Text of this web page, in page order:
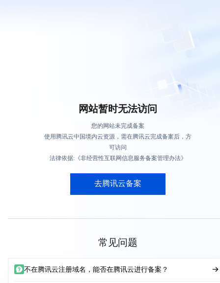
网站暂时无法访问
您的网站未完成备案
使用腾讯云中国境内云资源，需在腾讯云完成备案后，方
可访问
法律依据:《非经营性互联网信息服务备案管理办法》
去腾讯云备案
常见问题
不在腾讯云注册域名，能否在腾讯云进行备案？